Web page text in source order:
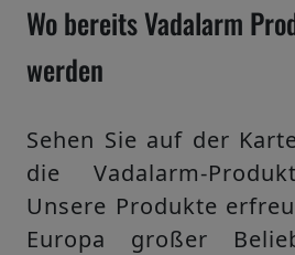
Wo bereits Vadalarm
werden
Sehen Sie auf der
die Vadalarm-
Unsere Produkte
Europa großer